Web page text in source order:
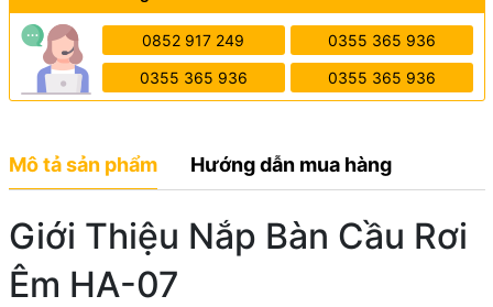
0852 917 249 0355 365 936
0355 365 936 0355 365 936
Mô tả sản phẩm Hướng dẫn mua hàng
Giới Thiệu Nắp Bàn Cầu Rơi
Êm HA-07